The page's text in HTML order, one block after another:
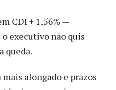
CDI + 1,56% —
executivo não quis
queda.
alongado e prazos